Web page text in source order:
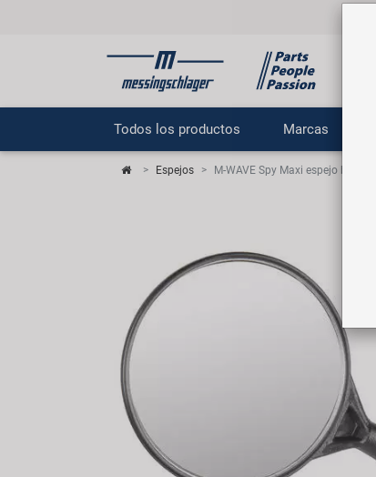
Todos los productos Marcas
Espejos M-WAVE Spy Maxi espejo bicicleta